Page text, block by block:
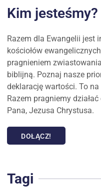
Kim jesteśmy?
Razem dla Ewangelii jest
kościołów
pragnieniem
biblijną. Poznaj nasze
deklarację wartości. To
Razem pragniemy
Pana, Jezusa Chrystusa.
DOŁĄCZ!
Tagi